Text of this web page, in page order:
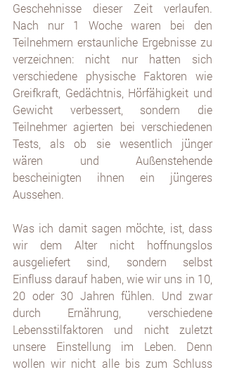
Geschehnisse dieser Zeit verlaufen.
Nach nur 1 Woche waren bei den
Teilnehmern erstaunliche Ergebnisse zu
verzeichnen: nicht nur hatten sich
verschiedene physische Faktoren wie
Greifkraft, Gedächtnis, Hörfähigkeit und
Gewicht verbessert, sondern die
Teilnehmer agierten bei verschiedenen
Tests, als ob sie wesentlich jünger
wären und Außenstehende
bescheinigten ihnen ein jüngeres
Aussehen.
Was ich damit sagen möchte, ist, dass
wir dem Alter nicht hoffnungslos
ausgeliefert sind, sondern selbst
Einfluss darauf haben, wie wir uns in 10,
20 oder 30 Jahren fühlen. Und zwar
durch Ernährung, verschiedene
Lebensstilfaktoren und nicht zuletzt
unsere Einstellung im Leben. Denn
wollen wir nicht alle bis zum Schluss